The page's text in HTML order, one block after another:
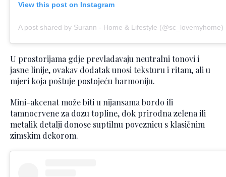
View this post on Instagram
A post shared by Surann - Home & Lifestyle (@sc_lovemyhome)
U prostorijama gdje prevladavaju neutralni tonovi i
jasne linije, ovakav dodatak unosi teksturu i ritam, ali u
mjeri koja poštuje postojeću harmoniju.
Mini-akcenat može biti u nijansama bordo ili
tamnocrvene za dozu topline, dok prirodna zelena ili
metalik detalji donose suptilnu poveznicu s klasičnim
zimskim dekorom.